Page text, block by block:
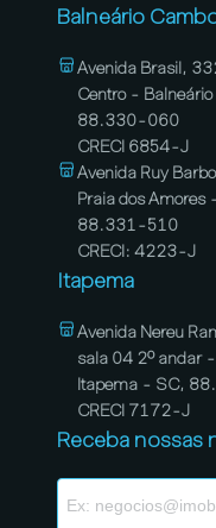
Balneário
Avenida Brasil,
Centro -
88.330-060
CRECI 6854-J
Avenida Ruy
Praia dos Amores
88.331-510
CRECI: 4223-J
Itapema
Avenida Nereu
sala 04 2º andar
Itapema - SC,
CRECI 7172-J
Receba nossas